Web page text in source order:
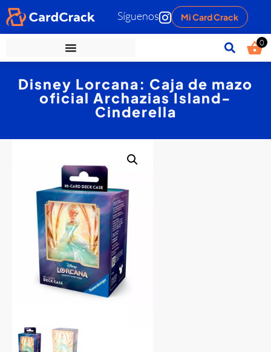
Síguenos Mi Card Crack
0
Disney Lorcana: Caja de mazo
oficial Archazias Island-
Cinderella